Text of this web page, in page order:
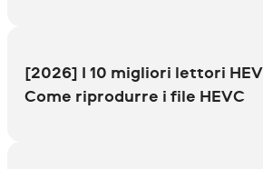
[2026] I 10 migliori lettori
Come riprodurre i file HEVC